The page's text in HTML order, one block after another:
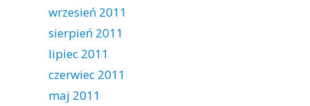
wrzesień 2011
sierpień 2011
lipiec 2011
czerwiec 2011
maj 2011